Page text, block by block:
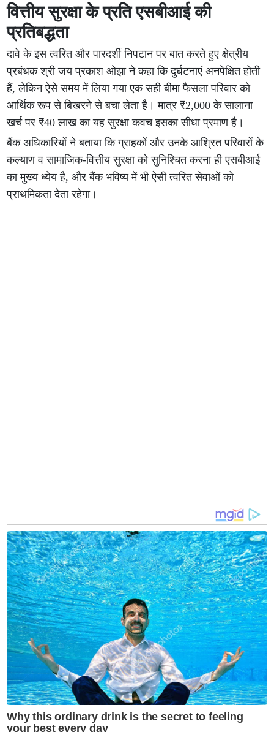
वित्तीय सुरक्षा के प्रति एसबीआई की
प्रतिबद्धता
दावे के इस त्वरित और पारदर्शी निपटान पर बात करते हुए क्षेत्रीय
प्रबंधक श्री जय प्रकाश ओझा ने कहा कि दुर्घटनाएं अनपेक्षित होती
हैं, लेकिन ऐसे समय में लिया गया एक सही बीमा फैसला परिवार को
आर्थिक रूप से बिखरने से बचा लेता है। मात्र ₹2,000 के सालाना
खर्च पर ₹40 लाख का यह सुरक्षा कवच इसका सीधा प्रमाण है।
बैंक अधिकारियों ने बताया कि ग्राहकों और उनके आश्रित परिवारों के
कल्याण व सामाजिक-वित्तीय सुरक्षा को सुनिश्चित करना ही एसबीआई
का मुख्य ध्येय है, और बैंक भविष्य में भी ऐसी त्वरित सेवाओं को
प्राथमिकता देता रहेगा।